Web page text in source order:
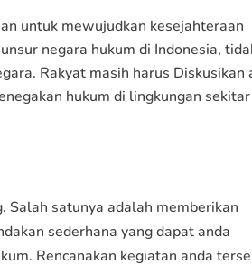
untuk mewujudkan kesejahteraan
negara hukum di Indonesia,
Rakyat masih harus Diskusikan
hukum di lingkungan sekitar
Salah satunya adalah memberikan
sederhana yang dapat anda
Rencanakan kegiatan anda